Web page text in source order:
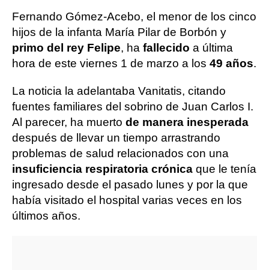
Fernando Gómez-Acebo, el menor de los cinco
hijos de la infanta María Pilar de Borbón y
primo del rey Felipe, ha fallecido a última
hora de este viernes 1 de marzo a los 49 años.
La noticia la adelantaba Vanitatis, citando
fuentes familiares del sobrino de Juan Carlos I.
Al parecer, ha muerto de manera inesperada
después de llevar un tiempo arrastrando
problemas de salud relacionados con una
insuficiencia respiratoria crónica que le tenía
ingresado desde el pasado lunes y por la que
había visitado el hospital varias veces en los
últimos años.